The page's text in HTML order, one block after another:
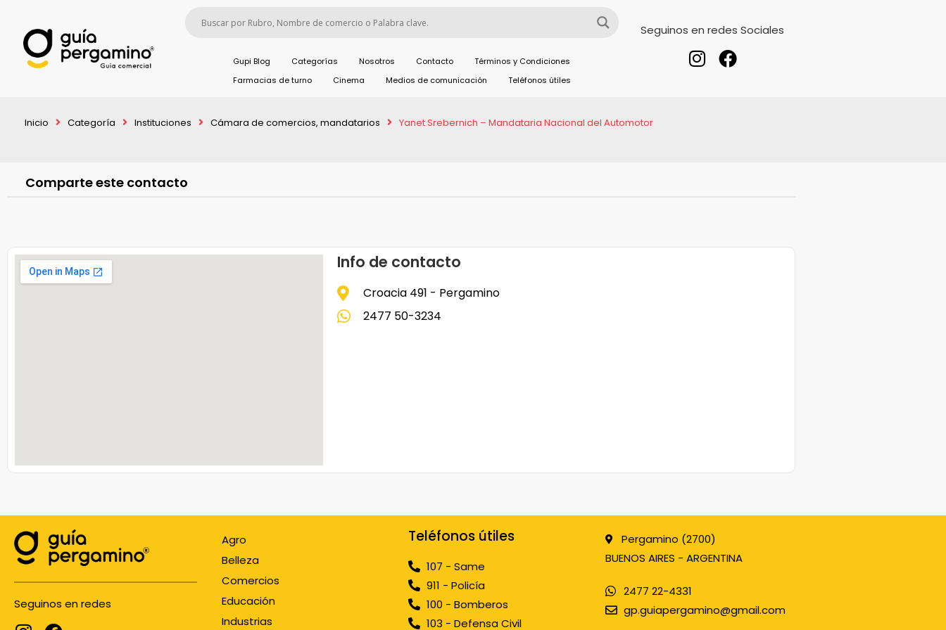
Gupi Blog Categorías Nosotros Contacto
Términos y Condiciones
Farmacias de turno
Cinema Medios de comunicación Teléfonos útiles
Seguinos en redes Sociales
Inicio Categoría Instituciones Cámara de comercios, mandatarios Yanet Srebernich – Mandataria Nacional del Automotor
Comparte este contacto
Info de contacto
Croacia 491 - Pergamino
2477 50-3234
Seguinos en redes
Agro
Belleza
Comercios
Educación
Industrias
Teléfonos útiles
107 - Same
911 - Policía
100 - Bomberos
103 - Defensa Civil
Pergamino (2700)
BUENOS AIRES - ARGENTINA
2477 22-4331
gp.guiapergamino@gmail.com